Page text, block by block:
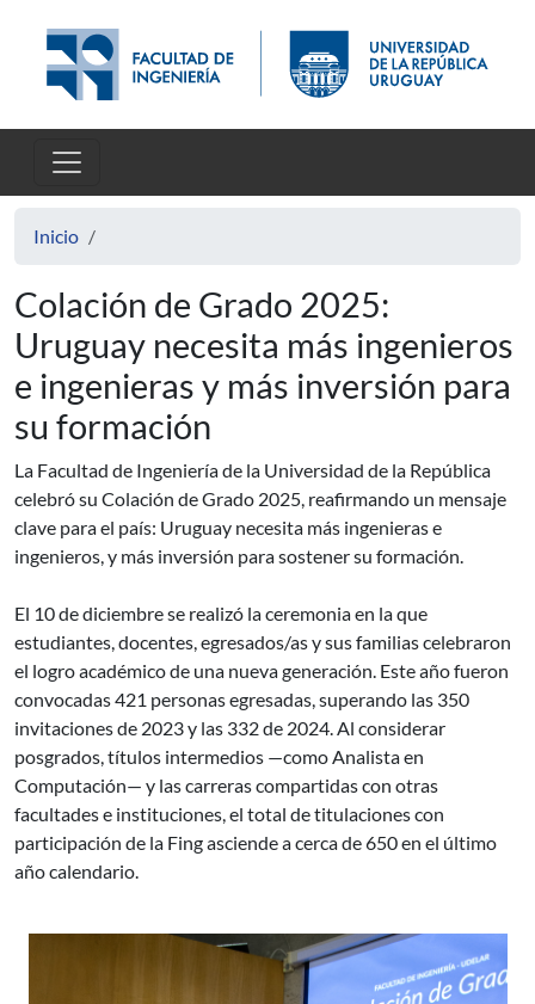
Inicio
Colación de Grado 2025:
Uruguay necesita más ingenieros
e ingenieras y más inversión para
su formación
La Facultad de Ingeniería de la Universidad de la República
celebró su Colación de Grado 2025, reafirmando un mensaje
clave para el país: Uruguay necesita más ingenieras e
ingenieros, y más inversión para sostener su formación.
El 10 de diciembre se realizó la ceremonia en la que
estudiantes, docentes, egresados/as y sus familias celebraron
el logro académico de una nueva generación. Este año fueron
convocadas 421 personas egresadas, superando las 350
invitaciones de 2023 y las 332 de 2024. Al considerar
posgrados, títulos intermedios —como Analista en
Computación— y las carreras compartidas con otras
facultades e instituciones, el total de titulaciones con
participación de la Fing asciende a cerca de 650 en el último
año calendario.